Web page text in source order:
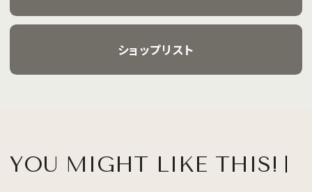
ショップリスト
YOU MIGHT LIKE THIS!